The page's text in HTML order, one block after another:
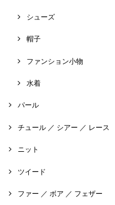
シューズ
帽子
ファンション小物
水着
パール
チュール ／ シアー ／ レース
ニット
ツイード
ファー ／ ボア ／ フェザー